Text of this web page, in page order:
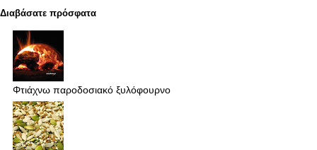
Διαβάσατε πρόσφατα
Φτιάχνω παροδοσιακό ξυλόφουρνο